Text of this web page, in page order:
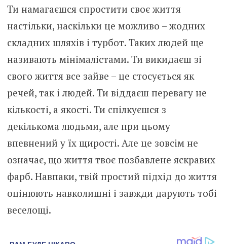
Ти намагаєшся спростити своє життя
настільки, наскільки це можливо – жодних
складних шляхів і турбот. Таких людей ще
називають мінімалістами. Ти викидаєш зі
свого життя все зайве – це стосується як
речей, так і людей. Ти віддаєш перевагу не
кількості, а якості. Ти спілкуєшся з
декількома людьми, але при цьому
впевнений у їх щирості. Але це зовсім не
означає, що життя твоє позбавлене ​​яскравих
фарб. Навпаки, твій простий підхід до життя
оцінюють навколишні і завжди дарують тобі
веселощі.